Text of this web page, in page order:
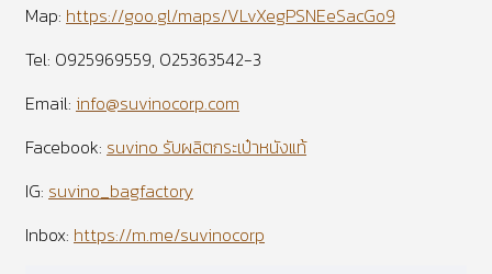
Map: https://goo.gl/maps/VLvXegPSNEeSacGo9
Tel: 0925969559, 025363542-3
Email: info@suvinocorp.com
Facebook: suvino รับผลิตกระเป๋าหนังแท้
IG: suvino_bagfactory
Inbox: https://m.me/suvinocorp